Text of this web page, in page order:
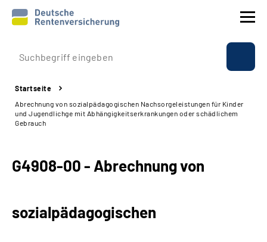
Prävention
Reha
Beratung & Kontakt
Startseite
Abrechnung von sozialpädagogischen Nachsorgeleistungen für Kinder
und Jugendlichge mit Abhängigkeitserkrankungen oder schädlichem
Gebrauch
G4908-00 - Abrechnung von
sozialpädagogischen